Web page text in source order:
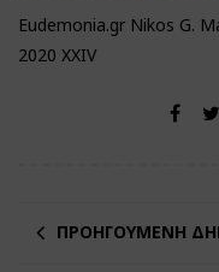
Eudemonia.gr Nikos G.
2020 XXIV
ΠΡΟΗΓΟΎΜΕΝΗ